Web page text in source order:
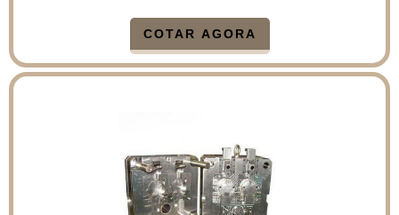
COTAR AGORA